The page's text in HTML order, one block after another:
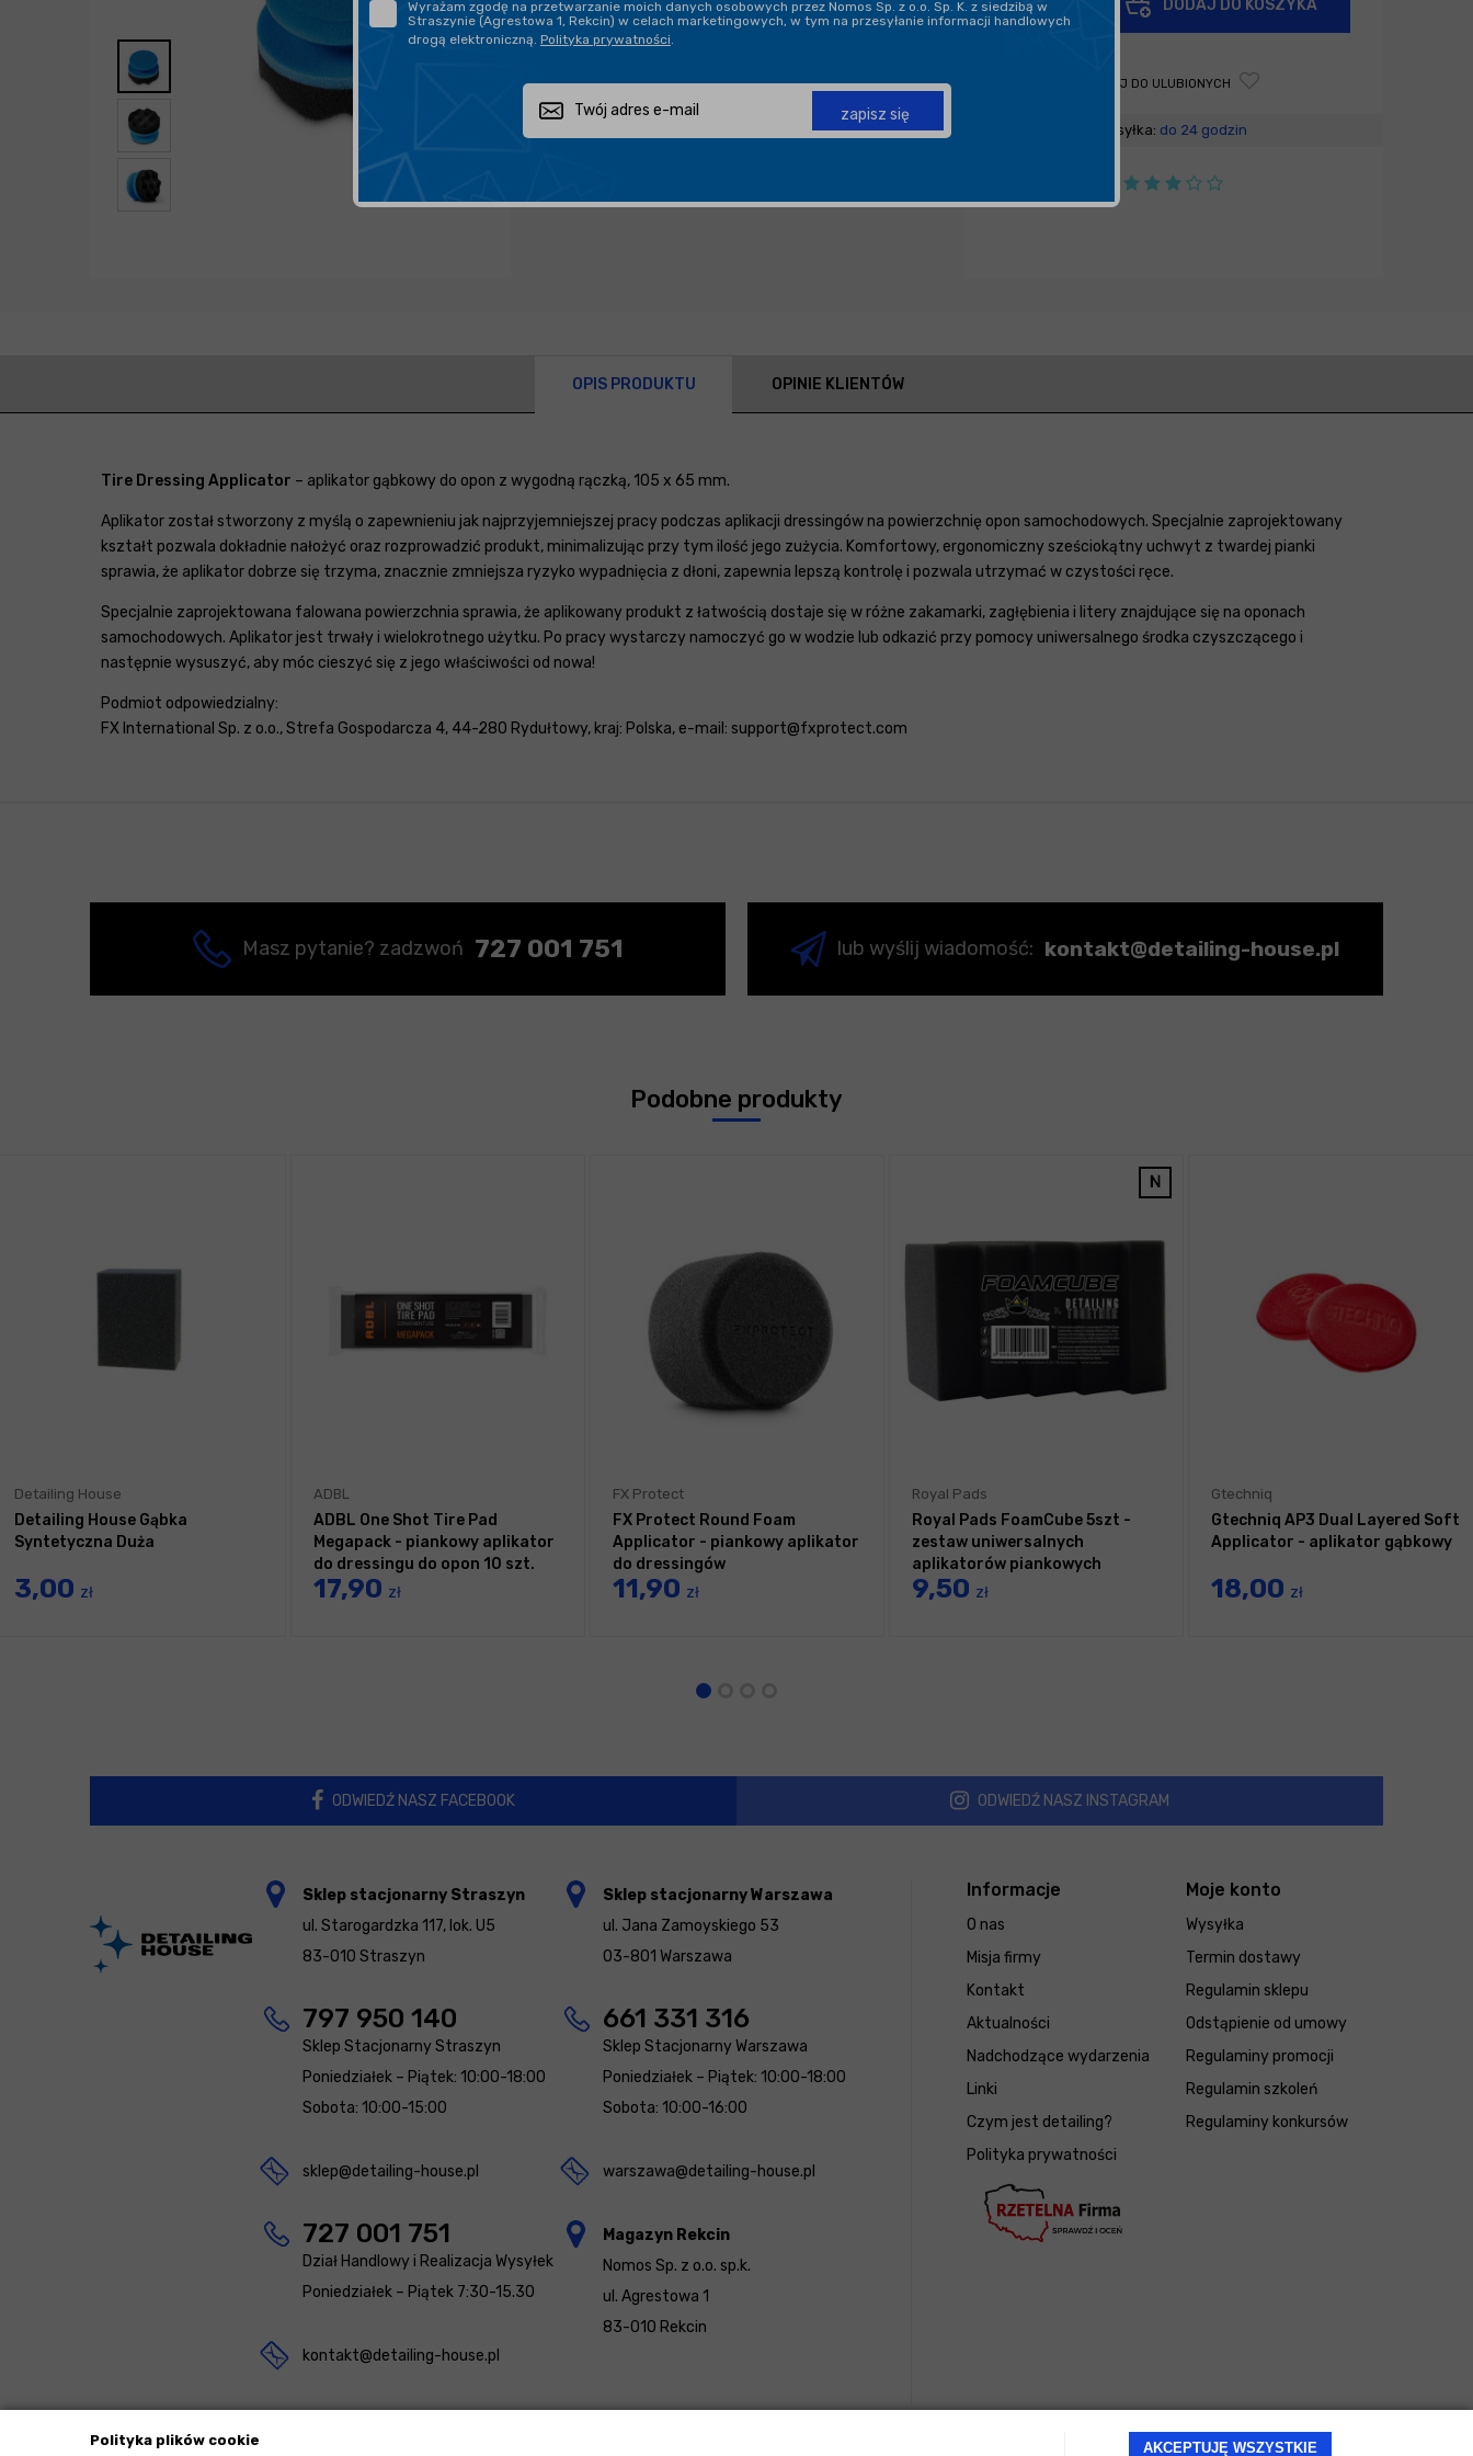
Polityka plików cookie AKCEPTUJĘ WSZYSTKIE
Zapytaj o produkt
-
DODAJ DO KOSZYKA
DODAJ DO ULUBIONYCH
Wysyłka: do 24 godzin
OPIS PRODUKTU OPINIE KLIENTÓW
Tire Dressing Applicator – aplikator gąbkowy do opon z wygodną rączką, 105 x 65 mm.
Aplikator został stworzony z myślą o zapewnieniu jak najprzyjemniejszej pracy podczas aplikacji dressingów na powierzchnię opon samochodowych. Specjalnie zaprojektowany
kształt pozwala dokładnie nałożyć oraz rozprowadzić produkt, minimalizując przy tym ilość jego zużycia. Komfortowy, ergonomiczny sześciokątny uchwyt z twardej pianki
sprawia, że aplikator dobrze się trzyma, znacznie zmniejsza ryzyko wypadnięcia z dłoni, zapewnia lepszą kontrolę i pozwala utrzymać w czystości ręce.
Specjalnie zaprojektowana falowana powierzchnia sprawia, że aplikowany produkt z łatwością dostaje się w różne zakamarki, zagłębienia i litery znajdujące się na oponach
samochodowych. Aplikator jest trwały i wielokrotnego użytku. Po pracy wystarczy namoczyć go w wodzie lub odkazić przy pomocy uniwersalnego środka czyszczącego i
następnie wysuszyć, aby móc cieszyć się z jego właściwości od nowa!
Podmiot odpowiedzialny:
FX International Sp. z o.o., Strefa Gospodarcza 4, 44-280 Rydułtowy, kraj: Polska, e-mail: support@fxprotect.com
Masz pytanie? zadzwoń 727 001 751 lub wyślij wiadomość: kontakt@detailing-house.pl
Podobne produkty
Detailing House
Detailing House Gąbka
Syntetyczna Duża
3,00 zł
ADBL
ADBL One Shot Tire Pad
Megapack - piankowy aplikator
do dressingu do opon 10 szt.
17,90 zł
FX Protect
FX Protect Round Foam
Applicator - piankowy aplikator
do dressingów
11,90 zł
Royal Pads
Royal Pads FoamCube 5szt -
zestaw uniwersalnych
aplikatorów piankowych
9,50 zł
Gtechniq
Gtechniq AP3 Dual Layered Soft
Applicator - aplikator gąbkowy
18,00 zł
ODWIEDŹ NASZ FACEBOOK ODWIEDŹ NASZ INSTAGRAM
Wyrażam zgodę na przetwarzanie moich danych osobowych przez Nomos Sp. z o.o. Sp. K. z siedzibą w
Straszynie (Agrestowa 1, Rekcin) w celach marketingowych, w tym na przesyłanie informacji handlowych
drogą elektroniczną. Polityka prywatności
zapisz się
Informacje
O nas
Misja firmy
Kontakt
Aktualności
Nadchodzące wydarzenia
Linki
Czym jest detailing?
Polityka prywatności
Moje konto
Wysyłka
Termin dostawy
Regulamin sklepu
Odstąpienie od umowy
Regulaminy promocji
Regulamin szkoleń
Regulaminy konkursów
Sklep stacjonarny Straszyn
ul. Starogardzka 117, lok. U5
83-010 Straszyn
797 950 140
Sklep Stacjonarny Straszyn
Poniedziałek – Piątek: 10:00-18:00
Sobota: 10:00-15:00
sklep@detailing-house.pl
727 001 751
Dział Handlowy i Realizacja Wysyłek
Poniedziałek – Piątek 7:30-15.30
kontakt@detailing-house.pl
Sklep stacjonarny Warszawa
ul. Jana Zamoyskiego 53
03-801 Warszawa
661 331 316
Sklep Stacjonarny Warszawa
Poniedziałek – Piątek: 10:00-18:00
Sobota: 10:00-16:00
warszawa@detailing-house.pl
Magazyn Rekcin
Nomos Sp. z o.o. sp.k.
ul. Agrestowa 1
83-010 Rekcin